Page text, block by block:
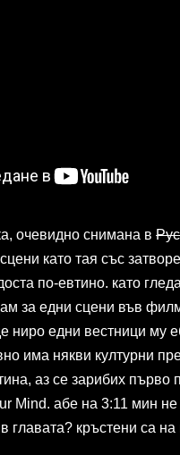
очевидно снимана в
като тая със
по-евтино. като
за едни сцени във
ниро едни вестници му
има някви културни
аз се зарибих първо
Mind. абе на 3:11 мин
главата? кръстени са на